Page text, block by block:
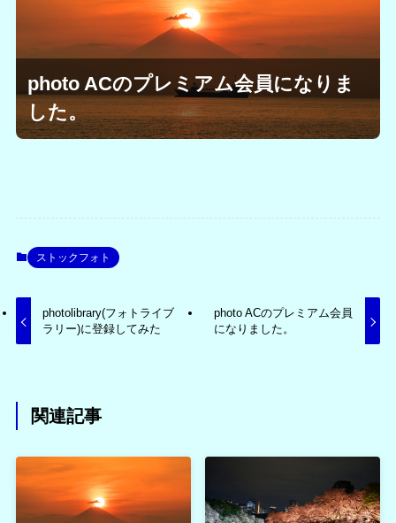
photo ACのプレミアム会員になりま
した。
ストックフォト
photolibrary(フォトライブ
ラリー)に登録してみた
photo ACのプレミアム会員
になりました。
関連記事